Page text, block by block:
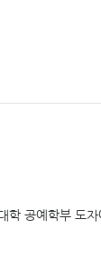
학 공예학부 도